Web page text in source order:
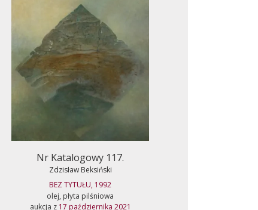
Nr Katalogowy 117.
Zdzisław Beksiński
BEZ TYTUŁU, 1992
olej, płyta pilśniowa
aukcja z 17 października 2021